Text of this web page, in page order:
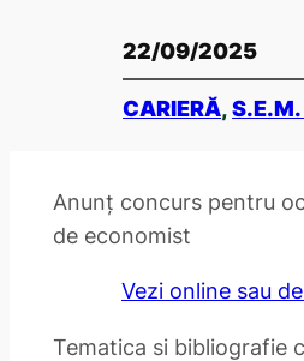
22/09/2025
CARIERĂ,
Anunț concurs pentru
de economist
Vezi online sau
Tematica si bibliografie